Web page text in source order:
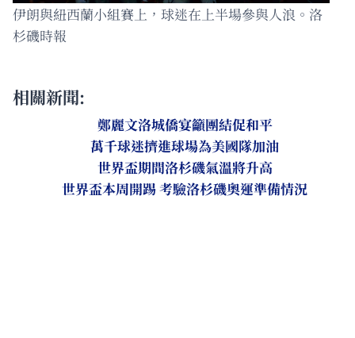
伊朗與紐西蘭小組賽上，球迷在上半場參與人浪。洛
杉磯時報
相關新聞:
鄭麗文洛城僑宴籲團結促和平
萬千球迷擠進球場為美國隊加油
世界盃期間洛杉磯氣溫將升高
世界盃本周開踢 考驗洛杉磯奧運準備情況